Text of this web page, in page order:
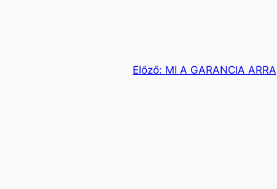
Előző: MI A GARANCIA